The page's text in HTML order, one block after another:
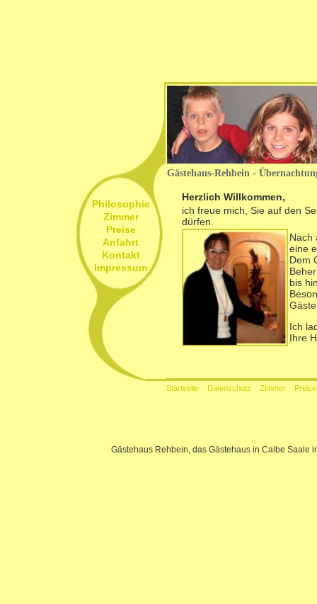
Philosophie
Zimmer
Preise
Anfahrt
Kontakt
Impressum
Gästehaus-Rehbein -
Herzlich Willkommen,
ich freue mich, Sie auf den
dürfen.
Nach
eine
Dem
bis
Ich
Ihre
Startseite Datenschutz Zimmer Preise
Gästehaus Rehbein, das Gästehaus in Calbe Saale